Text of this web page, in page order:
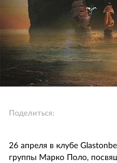
Поделиться:
26 апреля в клубе
группы Марко Поло,